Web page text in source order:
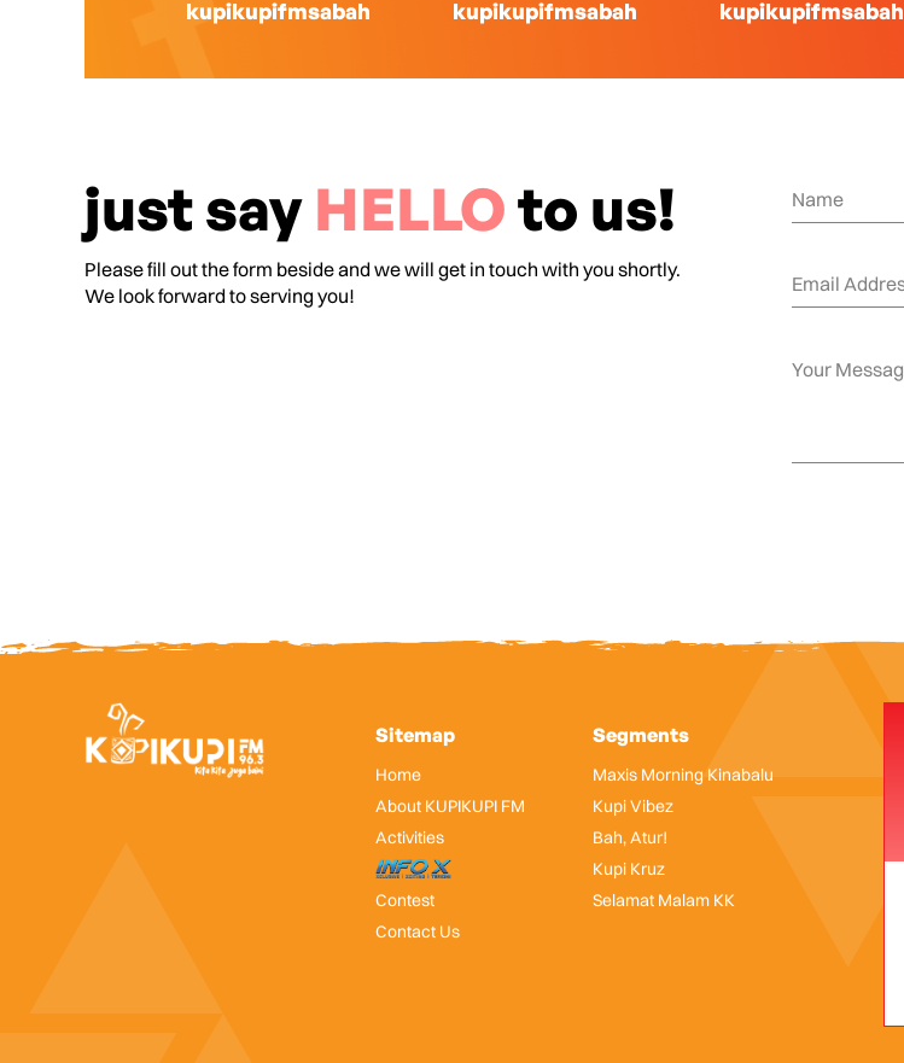
kupikupifmsabah kupikupifmsabah kupikupifmsabah
just say HELLOto us!
Please fill out the form beside and we will get in touch with you shortly.
We look forward to serving you!
Sitemap
Home
About KUPIKUPI FM
Activities
InfoX
Contest
Contact Us
Segments
Maxis Morning Kinabalu
Kupi Vibez
Bah, Atur!
Kupi Kruz
Selamat Malam KK